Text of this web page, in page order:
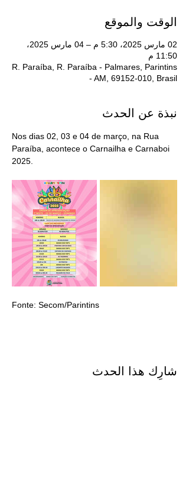
الوقت والموقع
02 مارس 2025، 5:30 م – 04 مارس 2025،
11:50 م
R. Paraíba, R. Paraíba - Palmares, Parintins
- AM, 69152-010, Brasil
نبذة عن الحدث
Nos dias 02, 03 e 04 de março, na Rua
Paraíba, acontece o Carnailha e Carnaboi
2025.
Fonte: Secom/Parintins
شارِك هذا الحدث